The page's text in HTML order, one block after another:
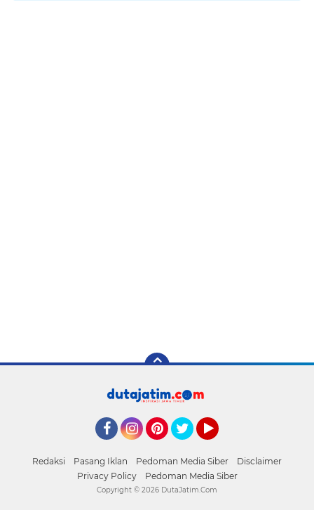
Redaksi Pasang Iklan Pedoman Media Siber
Disclaimer
Privacy Policy
Pedoman Media Siber
Copyright © 2026 DutaJatim.Com